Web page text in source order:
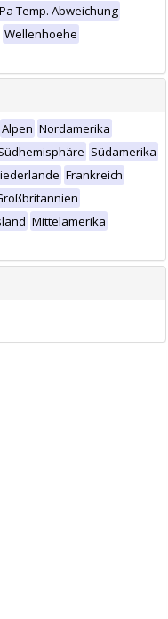
Temp. Abweichung
Wellenhoehe
Alpen Nordamerika
Südamerika
Frankreich
Mittelamerika